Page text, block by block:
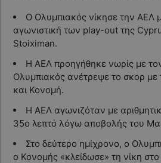
Ο Ολυμπιακός νίκησε την ΑΕΛ
αγωνιστική των play-out της
Stoiximan.
Η ΑΕΛ προηγήθηκε νωρίς με
Ολυμπιακός ανέτρεψε το σκορ με
και Κονομή.
Η ΑΕΛ αγωνιζόταν με
35ο λεπτό λόγω αποβολής του
Στο δεύτερο ημίχρονο, ο
ο Κονομής «κλείδωσε» τη νίκη